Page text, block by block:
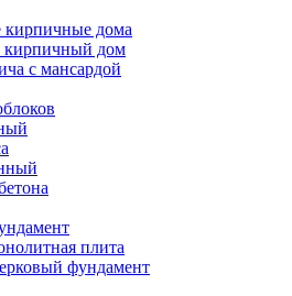
дома
кирпичный дом
с мансардой
плита
фундамент